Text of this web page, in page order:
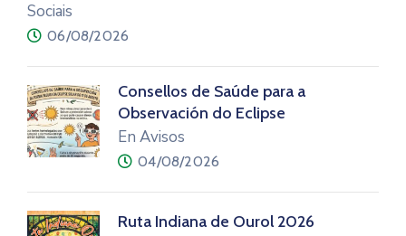
Sociais
06/08/2026
Consellos de Saúde para a
Observación do Eclipse
En Avisos
04/08/2026
Ruta Indiana de Ourol 2026